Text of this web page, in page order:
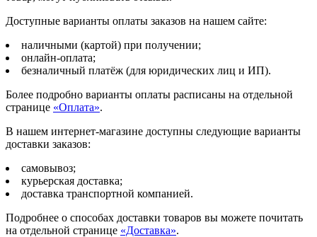
Доступные варианты оплаты заказов на нашем сайте:
наличными (картой) при получении;
онлайн-оплата;
безналичный платёж (для юридических лиц и ИП).
Более подробно варианты оплаты расписаны на отдельной
странице «Оплата».
В нашем интернет-магазине доступны следующие варианты
доставки заказов:
самовывоз;
курьерская доставка;
доставка транспортной компанией.
Подробнее о способах доставки товаров вы можете почитать
на отдельной странице «Доставка».